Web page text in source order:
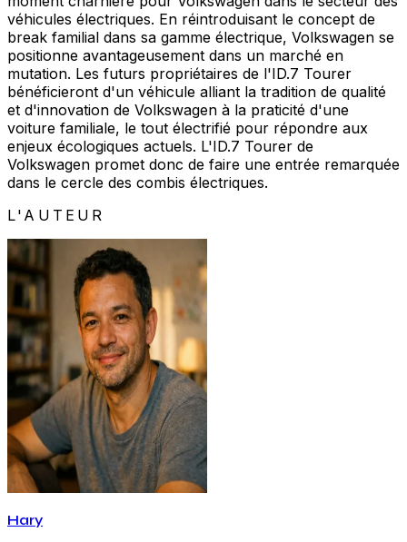
véhicules électriques. En réintroduisant le concept de
break familial dans sa gamme électrique, Volkswagen se
positionne avantageusement dans un marché en
mutation. Les futurs propriétaires de l'ID.7 Tourer
bénéficieront d'un véhicule alliant la tradition de qualité
et d'innovation de Volkswagen à la praticité d'une
voiture familiale, le tout électrifié pour répondre aux
enjeux écologiques actuels. L'ID.7 Tourer de
Volkswagen promet donc de faire une entrée remarquée
dans le cercle des combis électriques.
L'AUTEUR
Hary